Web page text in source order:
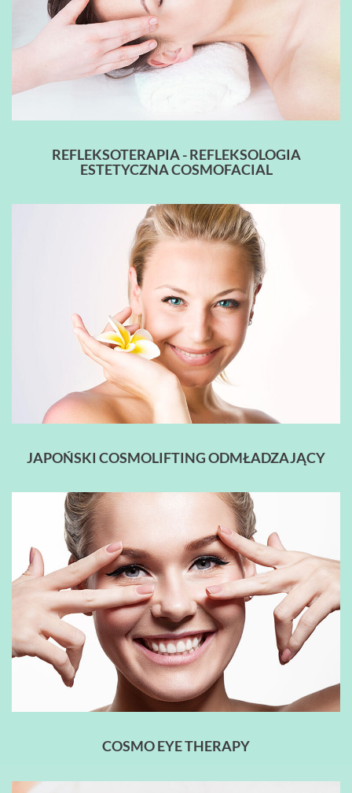
REFLEKSOTERAPIA - REFLEKSOLOGIA
ESTETYCZNA COSMOFACIAL
JAPOŃSKI COSMOLIFTING ODMŁADZAJĄCY
COSMO EYE THERAPY